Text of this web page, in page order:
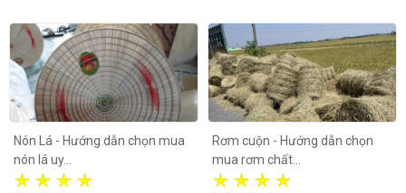
Nón Lá - Hướng dẫn chọn mua
nón lá uy...
Rơm cuộn - Hướng dẫn chọn
mua rơm chất...